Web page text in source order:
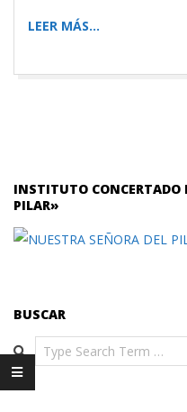
LEER MÁS…
INSTITUTO CONCERTADO
PILAR»
BUSCAR
Search